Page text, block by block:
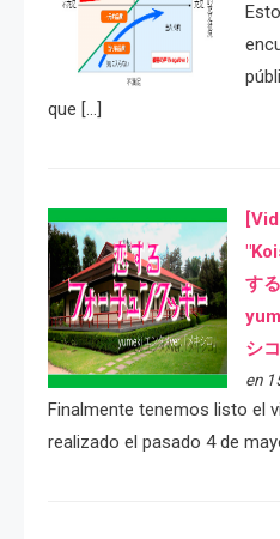
que […]
す
シコ
en
Finalmente tenemos listo el
realizado el pasado 4 de